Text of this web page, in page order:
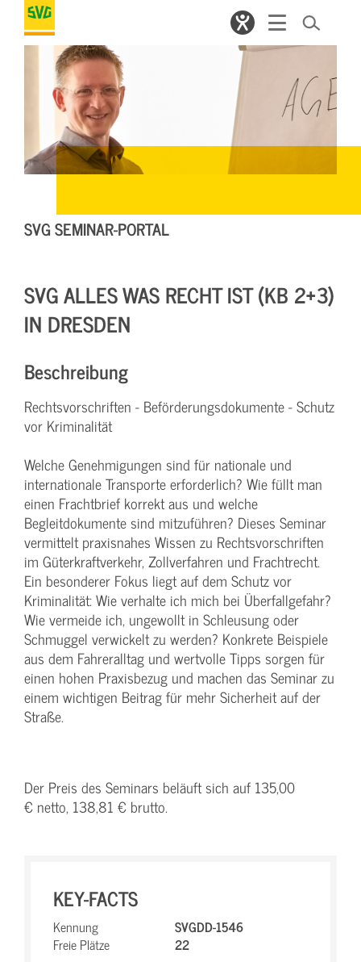
SVG SEMINAR-PORTAL
SVG ALLES WAS RECHT IST (KB 2+3)
IN DRESDEN
Beschreibung
Rechtsvorschriften - Beförderungsdokumente - Schutz
vor Kriminalität
Welche Genehmigungen sind für nationale und
internationale Transporte erforderlich? Wie füllt man
einen Frachtbrief korrekt aus und welche
Begleitdokumente sind mitzuführen? Dieses Seminar
vermittelt praxisnahes Wissen zu Rechtsvorschriften
im Güterkraftverkehr, Zollverfahren und Frachtrecht.
Ein besonderer Fokus liegt auf dem Schutz vor
Kriminalität: Wie verhalte ich mich bei Überfallgefahr?
Wie vermeide ich, ungewollt in Schleusung oder
Schmuggel verwickelt zu werden? Konkrete Beispiele
aus dem Fahreralltag und wertvolle Tipps sorgen für
einen hohen Praxisbezug und machen das Seminar zu
einem wichtigen Beitrag für mehr Sicherheit auf der
Straße.
Der Preis des Seminars beläuft sich auf 135,00
€ netto, 138,81 € brutto.
KEY-FACTS
Kennung
SVGDD-1546
Freie Plätze
22